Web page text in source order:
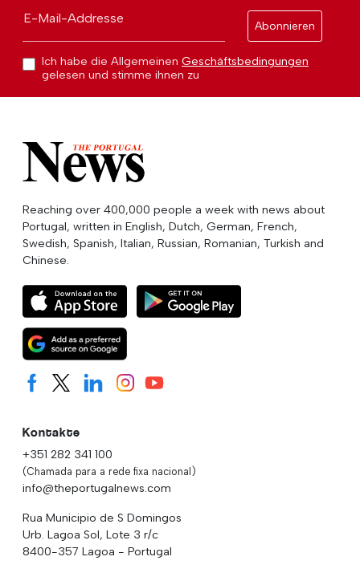
E-Mail-Addresse
Abonnieren
Ich habe die Allgemeinen Geschäftsbedingungen
gelesen und stimme ihnen zu
Reaching over 400,000 people a week with news about
Portugal, written in English, Dutch, German, French,
Swedish, Spanish, Italian, Russian, Romanian, Turkish and
Chinese.
Kontakte
+351 282 341 100
(Chamada para a rede fixa nacional)
info@theportugalnews.com
Rua Municipio de S Domingos
Urb. Lagoa Sol, Lote 3 r/c
8400-357 Lagoa - Portugal